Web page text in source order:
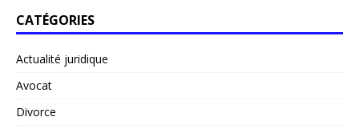
CATÉGORIES
Actualité juridique
Avocat
Divorce